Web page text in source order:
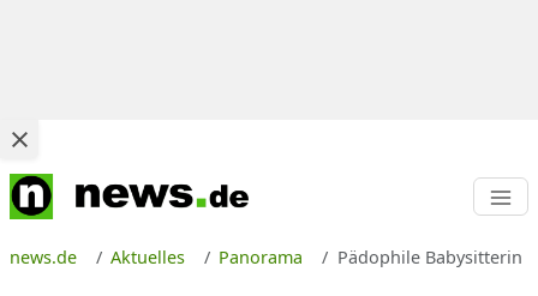
news.de Aktuelles Panorama Pädophile Babysitterin